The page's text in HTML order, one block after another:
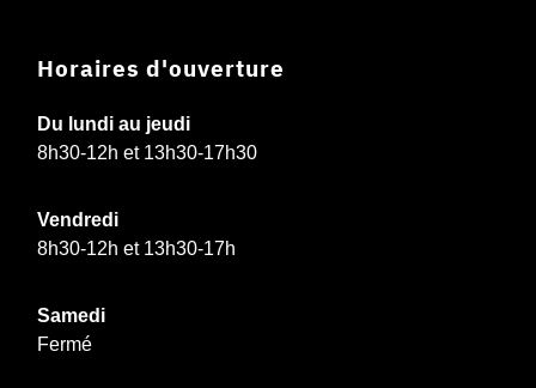
Horaires d'ouverture
Du lundi au jeudi
8h30-12h et 13h30-17h30
Vendredi
8h30-12h et 13h30-17h
Samedi
Fermé